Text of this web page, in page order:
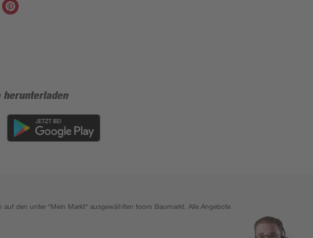
auf den unter "Mein Markt" ausgewählten toom Baumarkt. Alle Angebote